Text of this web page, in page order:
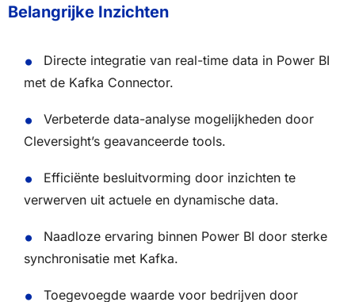
Belangrijke Inzichten
Directe integratie van real-time data in Power BI
met de Kafka Connector.
Verbeterde data-analyse mogelijkheden door
Cleversight’s geavanceerde tools.
Efficiënte besluitvorming door inzichten te
verwerven uit actuele en dynamische data.
Naadloze ervaring binnen Power BI door sterke
synchronisatie met Kafka.
Toegevoegde waarde voor bedrijven door